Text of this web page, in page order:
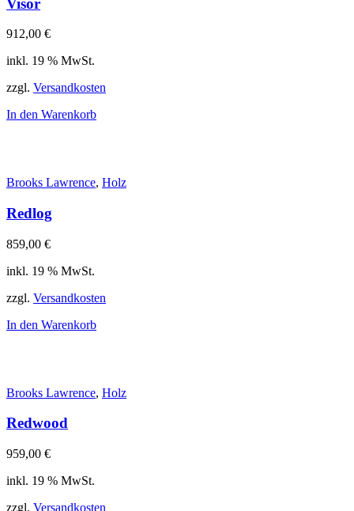
912,00 €
inkl. 19 % MwSt.
zzgl. Versandkosten
In den Warenkorb
Brooks Lawrence, Holz
Redlog
859,00 €
inkl. 19 % MwSt.
zzgl. Versandkosten
In den Warenkorb
Brooks Lawrence, Holz
Redwood
959,00 €
inkl. 19 % MwSt.
zzgl. Versandkosten